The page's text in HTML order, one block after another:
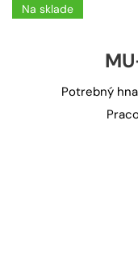
Na sklade
Potrebný